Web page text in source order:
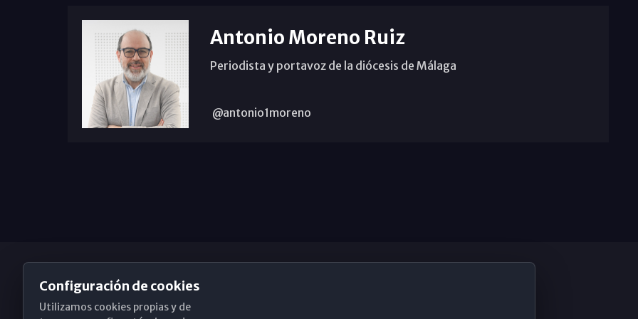
Antonio Moreno Ruiz
Periodista y portavoz de la diócesis de Málaga
@antonio1moreno
Configuración de cookies
Utilizamos cookies propias y de